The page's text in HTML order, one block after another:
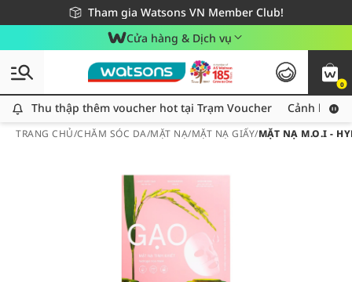
Tham gia Watsons VN Member Club!
Miễn phí giao hàng cho đơn hàng từ 249,000Đ
Giao hàng nhanh 24h - Áp dụng khu vực TP. Hồ Chí Minh
Cửa hàng & Dịch vụ
0
Thu thập thêm voucher hot tại Trạm Voucher
Thu thập thêm voucher hot tại Trạm Voucher Cảnh báo
TRANG CHỦ/CHĂM SÓC DA/MẶT NẠ/MẶT NẠ GIẤY/MẶT NẠ M.O.I -